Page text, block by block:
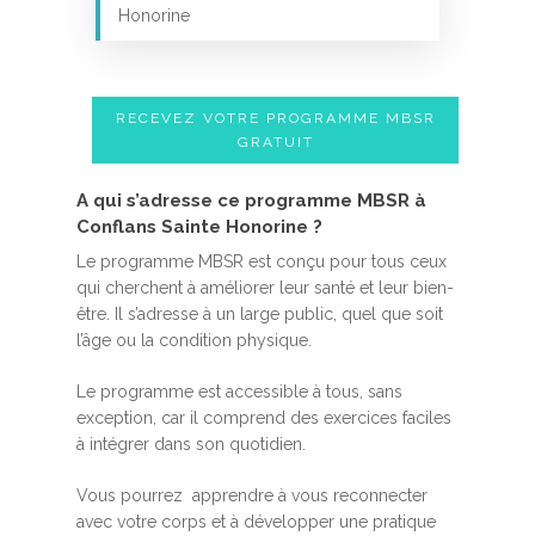
Honorine
RECEVEZ VOTRE PROGRAMME MBSR
GRATUIT
A qui s’adresse ce programme MBSR à
Conflans Sainte Honorine ?
Le programme MBSR est conçu pour tous ceux
qui cherchent à améliorer leur santé et leur bien-
être. Il s’adresse à un large public, quel que soit
l’âge ou la condition physique.
Le programme est accessible à tous, sans
exception, car il comprend des exercices faciles
à intégrer dans son quotidien.
Vous pourrez apprendre à vous reconnecter
avec votre corps et à développer une pratique